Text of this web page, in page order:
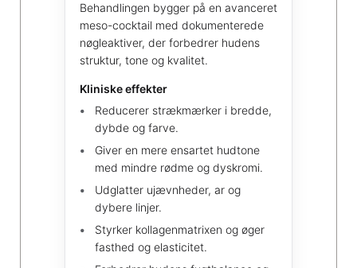
Behandlingen bygger på en avanceret
meso-cocktail med dokumenterede
nøgleaktiver, der forbedrer hudens
struktur, tone og kvalitet.
Kliniske effekter
Reducerer strækmærker i bredde,
dybde og farve.
Giver en mere ensartet hudtone
med mindre rødme og dyskromi.
Udglatter ujævnheder, ar og
dybere linjer.
Styrker kollagenmatrixen og øger
fasthed og elasticitet.